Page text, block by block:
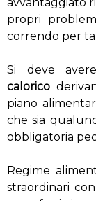
propri
correndo per
Si deve
calorico
piano
che sia
obbligatoria
Regime
straordinari